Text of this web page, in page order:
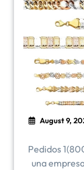
August 9,
Pedidos
una